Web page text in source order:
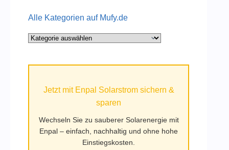
Alle Kategorien auf Mufy.de
Alle
Jetzt mit Enpal Solarstrom sichern &
sparen
Wechseln Sie zu sauberer Solarenergie mit
Enpal – einfach, nachhaltig und ohne hohe
Einstiegskosten.